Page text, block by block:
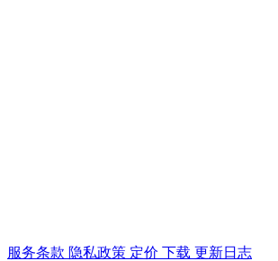
服务条款 隐私政策 定价 下载 更新日志